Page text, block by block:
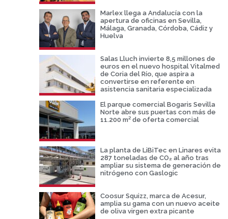
Marlex llega a Andalucía con la
apertura de oficinas en Sevilla,
Málaga, Granada, Córdoba, Cádiz y
Huelva
Salas Lluch invierte 8,5 millones de
euros en el nuevo hospital Vitalmed
de Coria del Río, que aspira a
convertirse en referente en
asistencia sanitaria especializada
El parque comercial Bogaris Sevilla
Norte abre sus puertas con más de
11.200 m² de oferta comercial
La planta de LiBiTec en Linares evita
287 toneladas de CO₂ al año tras
ampliar su sistema de generación de
nitrógeno con Gaslogic
Coosur Squizz, marca de Acesur,
amplia su gama con un nuevo aceite
de oliva virgen extra picante